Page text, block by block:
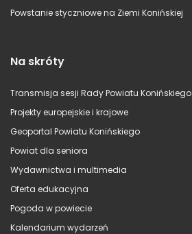
Powstanie styczniowe na Ziemi Konińskiej
Na skróty
Transmisja sesji Rady Powiatu Konińskiego
Projekty europejskie i krajowe
Geoportal Powiatu Konińskiego
Powiat dla seniora
Wydawnictwa i multimedia
Oferta edukacyjna
Pogoda w powiecie
Kalendarium wydarzeń